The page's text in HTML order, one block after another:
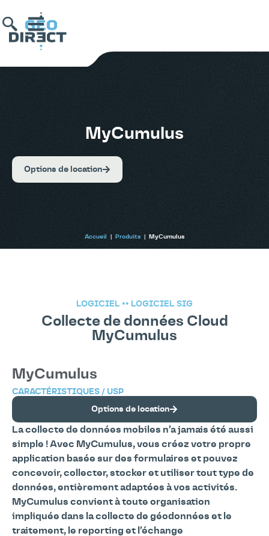
MyCumulus
Options de location
Accueil Produits MyCumulus
LOGICIEL •• LOGICIEL SIG
Collecte de données Cloud
MyCumulus
La collecte de données mobiles n’a jamais été aussi
simple ! Avec MyCumulus, vous créez votre propre
application basée sur des formulaires et pouvez
concevoir, collecter, stocker et utiliser tout type de
données, entièrement adaptées à vos activités.
MyCumulus convient à toute organisation
impliquée dans la collecte de géodonnées et le
traitement, le reporting et l’échange
MyCumulus
CARACTÉRISTIQUES / USP
Options de location